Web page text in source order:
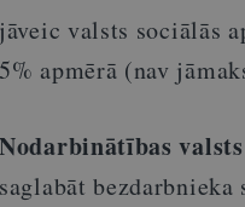
jāveic valsts sociālās
5% apmērā (nav
Nodarbinātības
saglabāt